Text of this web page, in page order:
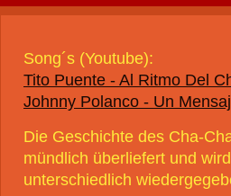
Song´s (Youtube):
Tito Puente - Al Ritmo Del
Johnny Polanco - Un
Die Geschichte des Cha-
mündlich überliefert und
unterschiedlich